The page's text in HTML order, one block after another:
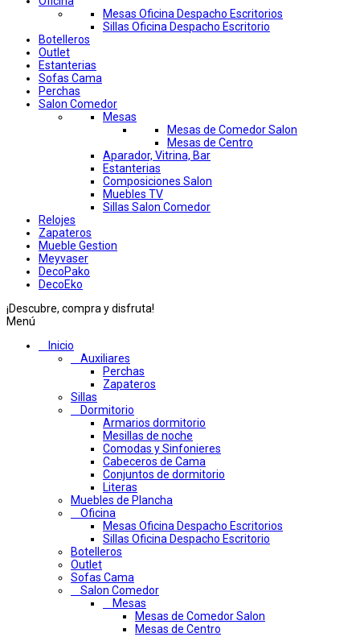
Mesas Oficina Despacho Escritorios
Sillas Oficina Despacho Escritorio
Botelleros
Outlet
Estanterias
Sofas Cama
Perchas
Salon Comedor
Mesas
Mesas de Comedor Salon
Mesas de Centro
Aparador, Vitrina, Bar
Estanterias
Composiciones Salon
Muebles TV
Sillas Salon Comedor
Relojes
Zapateros
Mueble Gestion
Meyvaser
DecoPako
DecoEko
¡Descubre, compra y disfruta!
Menú
Inicio
Auxiliares
Perchas
Zapateros
Sillas
Dormitorio
Armarios dormitorio
Mesillas de noche
Comodas y Sinfonieres
Cabeceros de Cama
Conjuntos de dormitorio
Literas
Muebles de Plancha
Oficina
Mesas Oficina Despacho Escritorios
Sillas Oficina Despacho Escritorio
Botelleros
Outlet
Sofas Cama
Salon Comedor
Mesas
Mesas de Comedor Salon
Mesas de Centro